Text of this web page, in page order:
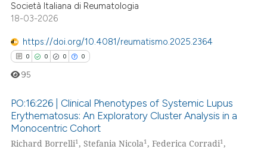
how this article has been
atscite.ai
of the citation, a
describing whether
mentions, or contrasts
claim, and a label
Società Italiana di Reumatologia
18-03-2026
https://doi.org/10.4081/reumatismo.2025.2364
0 0 0 0
Citing Publications
95
PO:16:226 | Clinical Phenotypes of Systemic Lupus
Erythematosus: An Exploratory Cluster Analysis in a
Monocentric Cohort
Richard Borrelli1 , Stefania Nicola1 , Federica Corradi1 ,